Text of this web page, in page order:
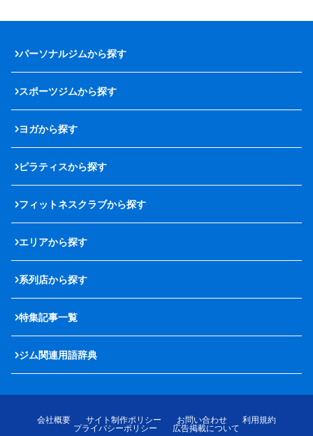
パーソナルジムから探す
スポーツジムから探す
ヨガから探す
ピラティスから探す
フィットネスクラブから探す
エリアから探す
系列店から探す
特集記事一覧
ジム関連用語辞典
会社概要 サイト制作ポリシー お問い合わせ
利用規約
プライバシーポリシー
広告掲載について